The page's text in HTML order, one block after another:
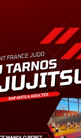
Exporter toutes
Exporter
>
Résultats
Saison 2019
Saison 2025 -
Ajoutez un logo, un
Cliquez pour éditer